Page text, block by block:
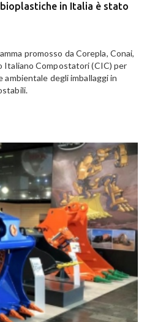
in Italia è stato
promosso da Corepla, Conai,
Italiano Compostatori (CIC) per
degli imballaggi in